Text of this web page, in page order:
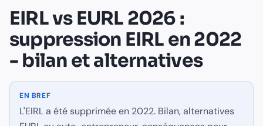
Pourquoi cette suppression ?
Conséquences pour les ex-EIRL
Alternatives 2026
Comparatif EI vs EURL vs SASU
Cas pratiques
Fiscalité 2026
Démarches en cas de bascule statutaire
Bilan 4 ans après
EIRL vs EURL 2026 :
suppression EIRL en 2022
- bilan et alternatives
EN BREF
L'EIRL a été supprimée en 2022. Bilan, alternatives